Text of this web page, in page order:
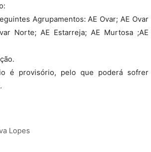
Agrupamentos: AE Ovar; AE Ovar
Norte; AE Estarreja; AE Murtosa ;AE
é provisório, pelo que poderá sofrer
Lopes